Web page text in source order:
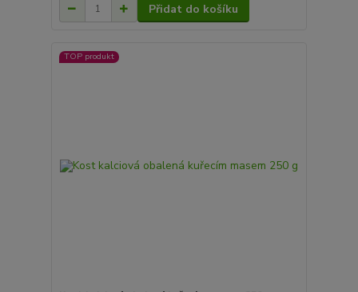
Přidat do košíku
TOP produkt